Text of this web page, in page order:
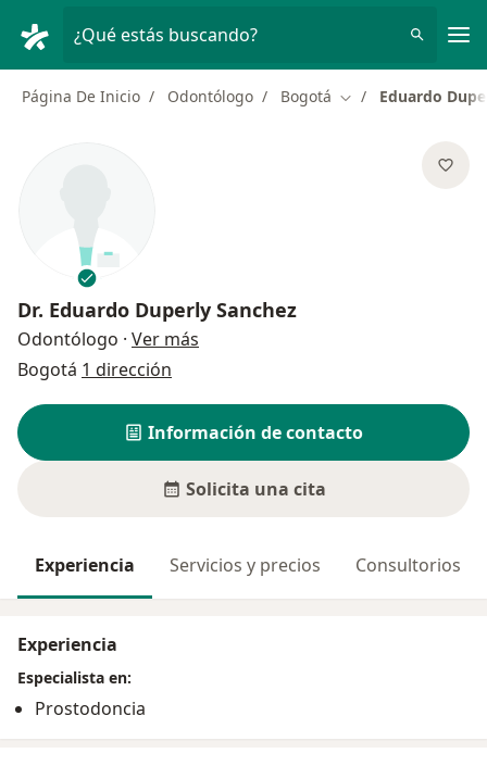
¿Qué estás buscando?
Página De Inicio Odontólogo Bogotá Cambiar de ciudad
Eduardo
Dr. Eduardo Duperly Sanchez
Odontólogo · Ver más
Bogotá 1 dirección
Información de contacto
Solicita una cita
Experiencia Servicios y precios Consultorios
Experiencia
Especialista en:
Prostodoncia